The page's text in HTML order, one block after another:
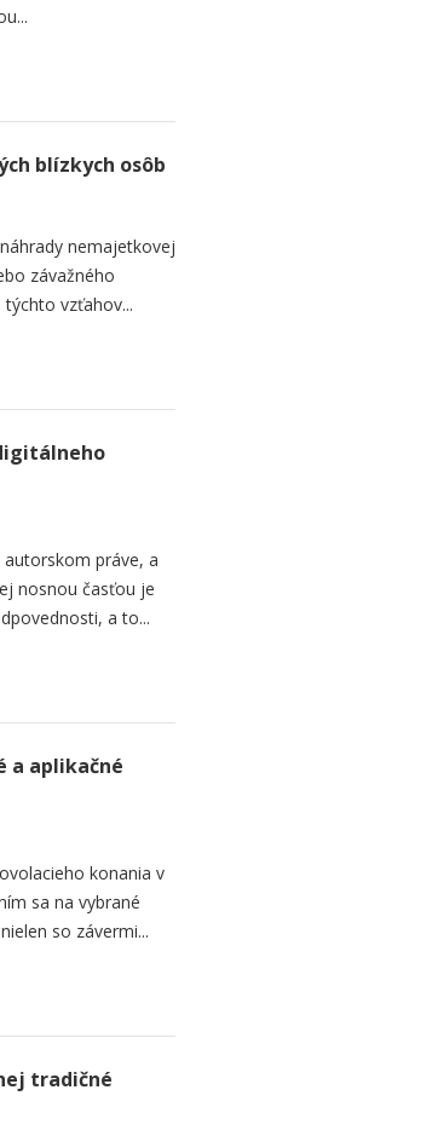
blízkych osôb
nemajetkovej
závažného
vzťahov...
práve, a
nosnou časťou je
a to...
a aplikačné
konania v
sa na vybrané
so závermi...
tradičné